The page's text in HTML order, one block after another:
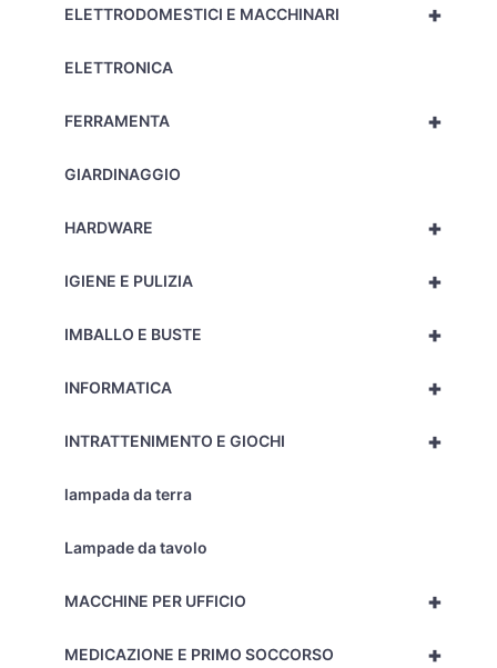
+
ELETTRODOMESTICI E MACCHINARI
ELETTRONICA
+
FERRAMENTA
GIARDINAGGIO
+
HARDWARE
+
IGIENE E PULIZIA
+
IMBALLO E BUSTE
+
INFORMATICA
+
INTRATTENIMENTO E GIOCHI
lampada da terra
Lampade da tavolo
+
MACCHINE PER UFFICIO
+
MEDICAZIONE E PRIMO SOCCORSO